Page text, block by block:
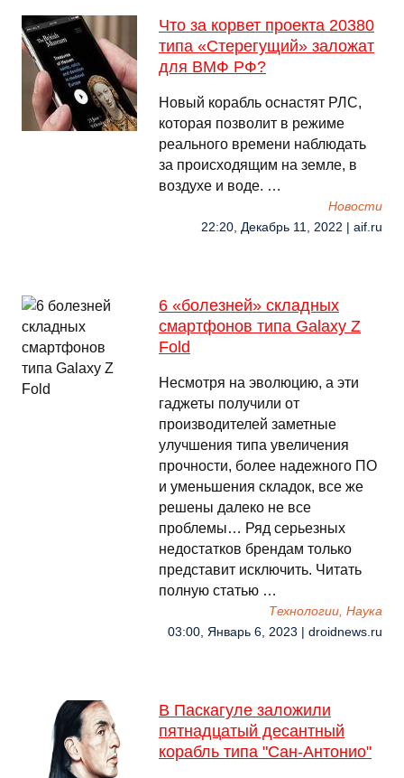
Что за корвет проекта 20380
типа «Стерегущий» заложат
для ВМФ РФ?
Новый корабль оснастят РЛС,
которая позволит в режиме
реального времени наблюдать
за происходящим на земле, в
воздухе и воде. …
Новости
22:20, Декабрь 11, 2022 | aif.ru
6 «болезней» складных
смартфонов типа Galaxy Z
Fold
Несмотря на эволюцию, а эти
гаджеты получили от
производителей заметные
улучшения типа увеличения
прочности, более надежного ПО
и уменьшения складок, все же
решены далеко не все
проблемы… Ряд серьезных
недостатков брендам только
представит исключить. Читать
полную статью …
Технологии, Наука
03:00, Январь 6, 2023 | droidnews.ru
В Паскагуле заложили
пятнадцатый десантный
корабль типа "Сан-Антонио"